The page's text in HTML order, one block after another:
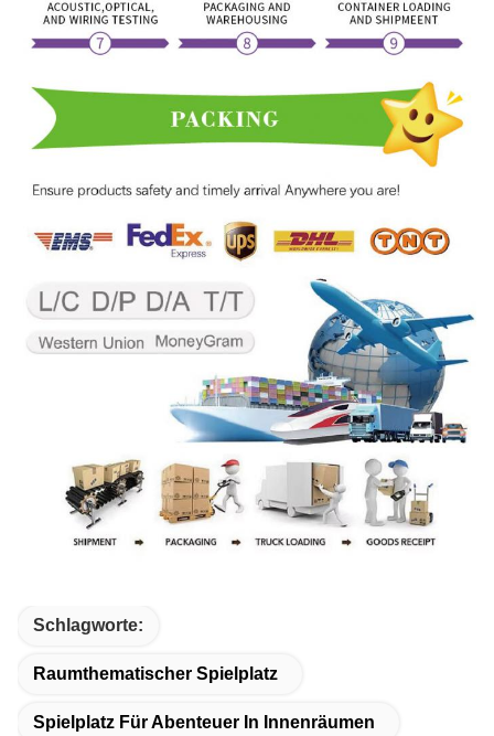
Schlagworte:
Raumthematischer Spielplatz
Spielplatz Für Abenteuer In Innenräumen